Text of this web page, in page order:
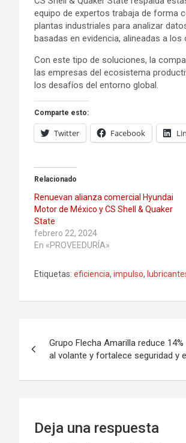
equipo de expertos trabaja de forma
plantas industriales para analizar
basadas en evidencia, alineadas a
Con este tipo de soluciones, la
las empresas del ecosistema
los desafíos del entorno global.
Comparte esto:
Twitter Facebook
Relacionado
Renuevan alianza comercial Hyundai
Motor de México y CS Shell & Quaker
State
febrero 22, 2024
En «PROVEEDURÍA»
Etiquetas: eficiencia, impulso,
de
entradas
Grupo Flecha Amarilla reduce
al volante y fortalece seguridad y
Deja una respuesta